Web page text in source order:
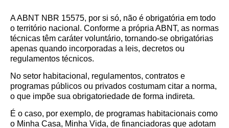
A ABNT NBR 15575, por si só, não é obrigatória em todo
o território nacional. Conforme a própria ABNT, as normas
técnicas têm caráter voluntário, tornando-se obrigatórias
apenas quando incorporadas a leis, decretos ou
regulamentos técnicos.
No setor habitacional, regulamentos, contratos e
programas públicos ou privados costumam citar a norma,
o que impõe sua obrigatoriedade de forma indireta.
É o caso, por exemplo, de programas habitacionais como
o Minha Casa, Minha Vida, de financiadoras que adotam